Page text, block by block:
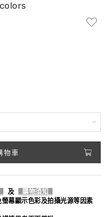
物車
及
購物須知
幕顯示色彩及拍攝光源等因素